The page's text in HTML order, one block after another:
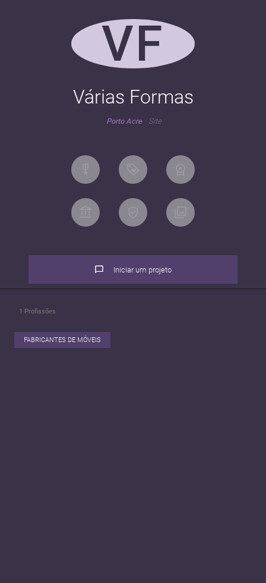
VF
Várias Formas
Porto Acre Site
Iniciar um projeto
1 Profissões
FABRICANTES DE MÓVEIS